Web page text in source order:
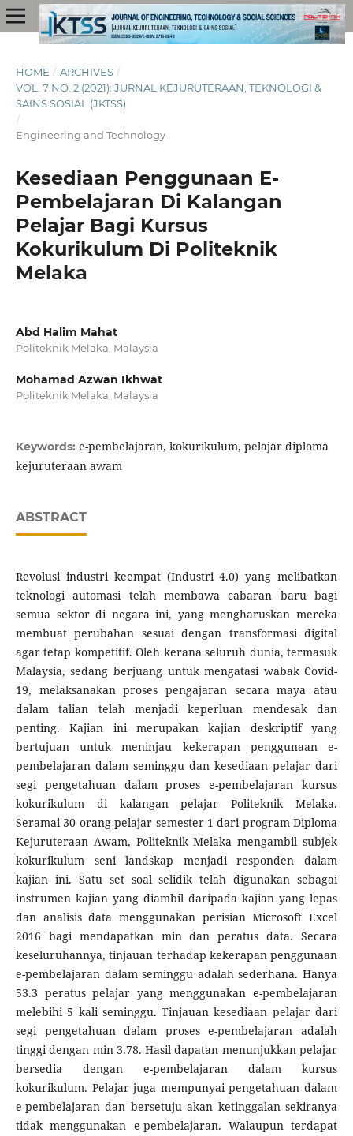
HOME / ARCHIVES /
VOL. 7 NO. 2 (2021): JURNAL KEJURUTERAAN, TEKNOLOGI &
SAINS SOSIAL (JKTSS)
/
Engineering and Technology
Kesediaan Penggunaan E-
Pembelajaran Di Kalangan
Pelajar Bagi Kursus
Kokurikulum Di Politeknik
Melaka
Abd Halim Mahat
Politeknik Melaka, Malaysia
Mohamad Azwan Ikhwat
Politeknik Melaka, Malaysia
Keywords: e-pembelajaran, kokurikulum, pelajar diploma
kejuruteraan awam
ABSTRACT
Revolusi industri keempat (Industri 4.0) yang melibatkan
teknologi automasi telah membawa cabaran baru bagi
semua sektor di negara ini, yang mengharuskan mereka
membuat perubahan sesuai dengan transformasi digital
agar tetap kompetitif. Oleh kerana seluruh dunia, termasuk
Malaysia, sedang berjuang untuk mengatasi wabak Covid-
19, melaksanakan proses pengajaran secara maya atau
dalam talian telah menjadi keperluan mendesak dan
penting. Kajian ini merupakan kajian deskriptif yang
bertujuan untuk meninjau kekerapan penggunaan e-
pembelajaran dalam seminggu dan kesediaan pelajar dari
segi pengetahuan dalam proses e-pembelajaran kursus
kokurikulum di kalangan pelajar Politeknik Melaka.
Seramai 30 orang pelajar semester 1 dari program Diploma
Kejuruteraan Awam, Politeknik Melaka mengambil subjek
kokurikulum seni landskap menjadi responden dalam
kajian ini. Satu set soal selidik telah digunakan sebagai
instrumen kajian yang diambil daripada kajian yang lepas
dan analisis data menggunakan perisian Microsoft Excel
2016 bagi mendapatkan min dan peratus data. Secara
keseluruhannya, tinjauan terhadap kekerapan penggunaan
e-pembelajaran dalam seminggu adalah sederhana. Hanya
53.3 peratus pelajar yang menggunakan e-pembelajaran
melebihi 5 kali seminggu. Tinjauan kesediaan pelajar dari
segi pengetahuan dalam proses e-pembelajaran adalah
tinggi dengan min 3.78. Hasil dapatan menunjukkan pelajar
bersedia dengan e-pembelajaran dalam kursus
kokurikulum. Pelajar juga mempunyai pengetahuan dalam
e-pembelajaran dan bersetuju akan ketinggalan sekiranya
tidak menggunakan e-pembelajaran. Walaupun terdapat